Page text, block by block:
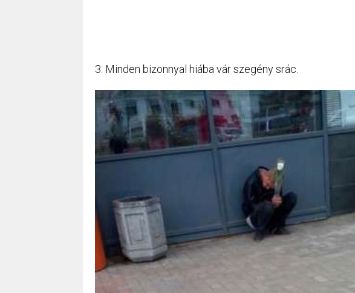
3. Minden bizonnyal hiába vár szegény srác.